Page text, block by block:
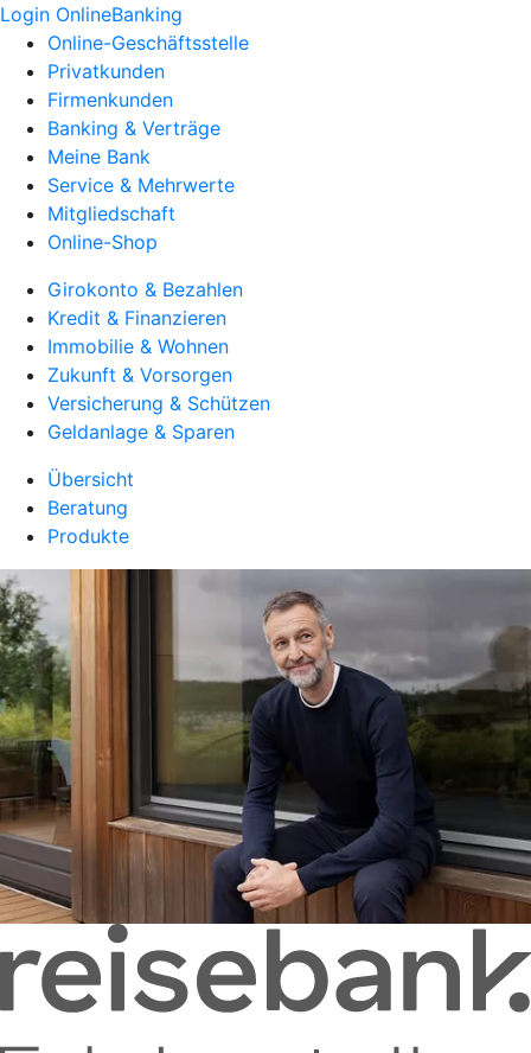
Login OnlineBanking
Online-Geschäftsstelle
Privatkunden
Firmenkunden
Banking & Verträge
Meine Bank
Service & Mehrwerte
Mitgliedschaft
Online-Shop
Girokonto & Bezahlen
Kredit & Finanzieren
Immobilie & Wohnen
Zukunft & Vorsorgen
Versicherung & Schützen
Geldanlage & Sparen
Übersicht
Beratung
Produkte